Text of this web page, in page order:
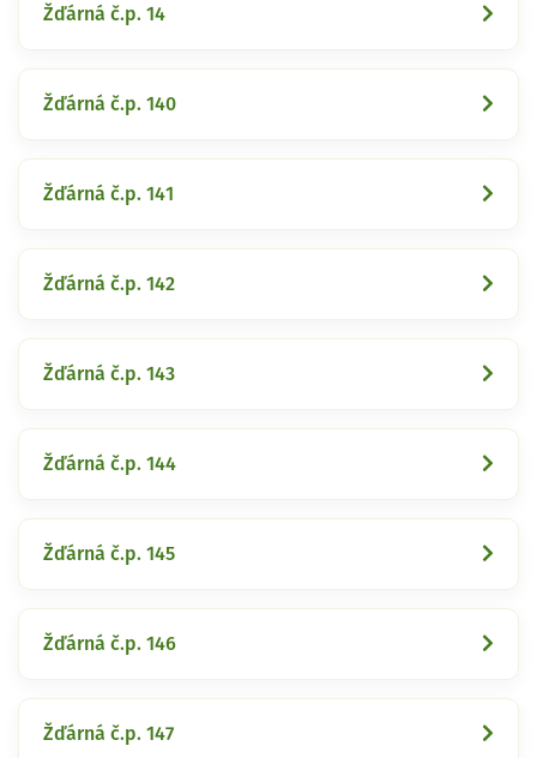
Žďárná č.p. 14
Žďárná č.p. 140
Žďárná č.p. 141
Žďárná č.p. 142
Žďárná č.p. 143
Žďárná č.p. 144
Žďárná č.p. 145
Žďárná č.p. 146
Žďárná č.p. 147